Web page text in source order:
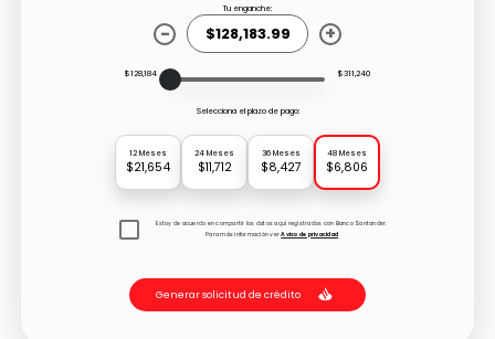
Tu enganche:
- +
$128,184 $311,240
Selecciona el plazo de pago:
12 Meses
$21,654
24 Meses
$11,712
36 Meses
$8,427
48 Meses
$6,806
Estoy de acuerdo en compartir los datos aquí registrados con Banco Santander.
Para más información verAviso de privacidad
Generar solicitud de crédito